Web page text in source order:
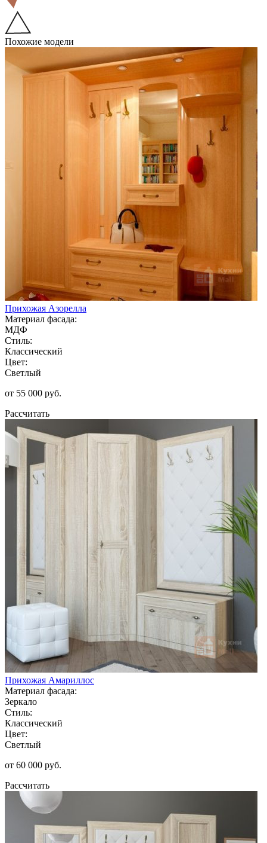
Похожие модели
Прихожая Азорелла
Материал фасада:
МДФ
Стиль:
Классический
Цвет:
Светлый
от 55 000 руб.
Рассчитать
Прихожая Амариллос
Материал фасада:
Зеркало
Стиль:
Классический
Цвет:
Светлый
от 60 000 руб.
Рассчитать